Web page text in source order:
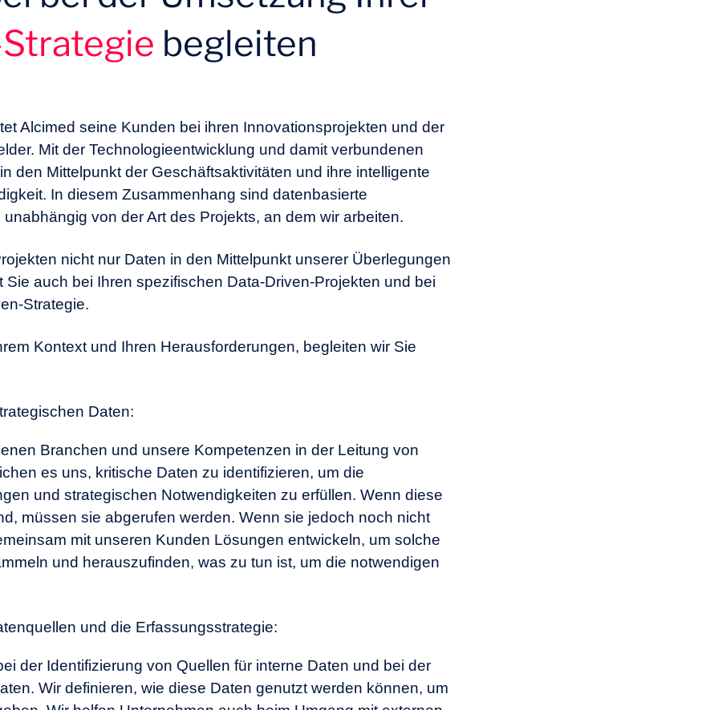
befolgt werden?
begleiten
Alcimed seine Kunden bei ihren Innovationsprojekten und der
Mit der Technologieentwicklung und damit verbundenen
den Mittelpunkt der Geschäftsaktivitäten und ihre intelligente
In diesem Zusammenhang sind datenbasierte
von der Art des Projekts, an dem wir arbeiten.
nicht nur Daten in den Mittelpunkt unserer Überlegungen
auch bei Ihren spezifischen Data-Driven-Projekten und bei
Strategie.
Kontext und Ihren Herausforderungen, begleiten wir Sie
Daten:
Branchen und unsere Kompetenzen in der Leitung von
es uns, kritische Daten zu identifizieren, um die
und strategischen Notwendigkeiten zu erfüllen. Wenn diese
müssen sie abgerufen werden. Wenn sie jedoch noch nicht
mit unseren Kunden Lösungen entwickeln, um solche
und herauszufinden, was zu tun ist, um die notwendigen
und die Erfassungsstrategie:
der Identifizierung von Quellen für interne Daten und bei der
Wir definieren, wie diese Daten genutzt werden können, um